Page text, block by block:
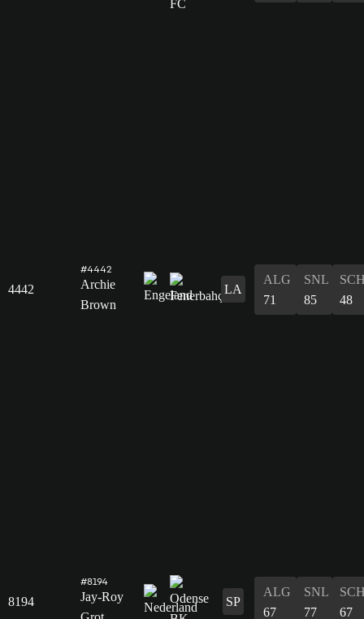
4442
#4442
Archie
Brown
LA
ALG
71
SNL
85
48
8194
#8194
Jay-Roy
SP
ALG
67
SNL
77
67